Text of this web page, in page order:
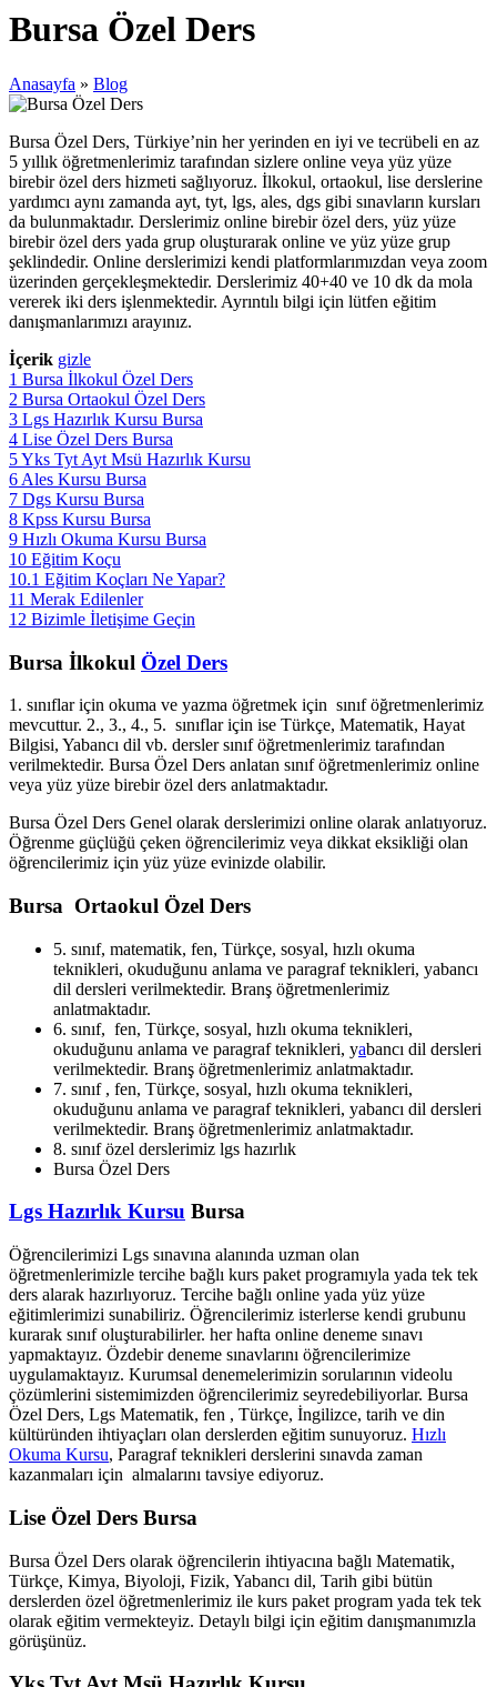
Bursa Özel Ders
Anasayfa » Blog
Bursa Özel Ders, Türkiye’nin her yerinden en iyi ve tecrübeli en az
5 yıllık öğretmenlerimiz tarafından sizlere online veya yüz yüze
birebir özel ders hizmeti sağlıyoruz. İlkokul, ortaokul, lise derslerine
yardımcı aynı zamanda ayt, tyt, lgs, ales, dgs gibi sınavların kursları
da bulunmaktadır. Derslerimiz online birebir özel ders, yüz yüze
birebir özel ders yada grup oluşturarak online ve yüz yüze grup
şeklindedir. Online derslerimizi kendi platformlarımızdan veya zoom
üzerinden gerçekleşmektedir. Derslerimiz 40+40 ve 10 dk da mola
vererek iki ders işlenmektedir. Ayrıntılı bilgi için lütfen eğitim
danışmanlarımızı arayınız.
İçerik gizle
1 Bursa İlkokul Özel Ders
2 Bursa Ortaokul Özel Ders
3 Lgs Hazırlık Kursu Bursa
4 Lise Özel Ders Bursa
5Yks Tyt Ayt Msü Hazırlık Kursu
6 Ales Kursu Bursa
7 Dgs Kursu Bursa
8 Kpss Kursu Bursa
9 Hızlı Okuma Kursu Bursa
10 Eğitim Koçu
10.1 Eğitim Koçları Ne Yapar?
11 Merak Edilenler
12 Bizimle İletişime Geçin
Bursa İlkokul Özel Ders
1. sınıflar için okuma ve yazma öğretmek için sınıf öğretmenlerimiz
mevcuttur. 2., 3., 4., 5. sınıflar için ise Türkçe, Matematik, Hayat
Bilgisi, Yabancı dil vb. dersler sınıf öğretmenlerimiz tarafından
verilmektedir. Bursa Özel Ders anlatan sınıf öğretmenlerimiz online
veya yüz yüze birebir özel ders anlatmaktadır.
Bursa Özel Ders Genel olarak derslerimizi online olarak anlatıyoruz.
Öğrenme güçlüğü çeken öğrencilerimiz veya dikkat eksikliği olan
öğrencilerimiz için yüz yüze evinizde olabilir.
Bursa Ortaokul Özel Ders
5. sınıf, matematik, fen, Türkçe, sosyal, hızlı okuma
teknikleri, okuduğunu anlama ve paragraf teknikleri, yabancı
dil dersleri verilmektedir. Branş öğretmenlerimiz
anlatmaktadır.
6. sınıf, fen, Türkçe, sosyal, hızlı okuma teknikleri,
okuduğunu anlama ve paragraf teknikleri, yabancı dil dersleri
verilmektedir. Branş öğretmenlerimiz anlatmaktadır.
7. sınıf , fen, Türkçe, sosyal, hızlı okuma teknikleri,
okuduğunu anlama ve paragraf teknikleri, yabancı dil dersleri
verilmektedir. Branş öğretmenlerimiz anlatmaktadır.
8. sınıf özel derslerimiz lgs hazırlık
Bursa Özel Ders
Lgs Hazırlık Kursu Bursa
Öğrencilerimizi Lgs sınavına alanında uzman olan
öğretmenlerimizle tercihe bağlı kurs paket programıyla yada tek tek
ders alarak hazırlıyoruz. Tercihe bağlı online yada yüz yüze
eğitimlerimizi sunabiliriz. Öğrencilerimiz isterlerse kendi grubunu
kurarak sınıf oluşturabilirler. her hafta online deneme sınavı
yapmaktayız. Özdebir deneme sınavlarını öğrencilerimize
uygulamaktayız. Kurumsal denemelerimizin sorularının videolu
çözümlerini sistemimizden öğrencilerimiz seyredebiliyorlar. Bursa
Özel Ders, Lgs Matematik, fen , Türkçe, İngilizce, tarih ve din
kültüründen ihtiyaçları olan derslerden eğitim sunuyoruz. Hızlı
Okuma Kursu, Paragraf teknikleri derslerini sınavda zaman
kazanmaları için almalarını tavsiye ediyoruz.
Lise Özel Ders Bursa
Bursa Özel Ders olarak öğrencilerin ihtiyacına bağlı Matematik,
Türkçe, Kimya, Biyoloji, Fizik, Yabancı dil, Tarih gibi bütün
derslerden özel öğretmenlerimiz ile kurs paket program yada tek tek
olarak eğitim vermekteyiz. Detaylı bilgi için eğitim danışmanımızla
görüşünüz.